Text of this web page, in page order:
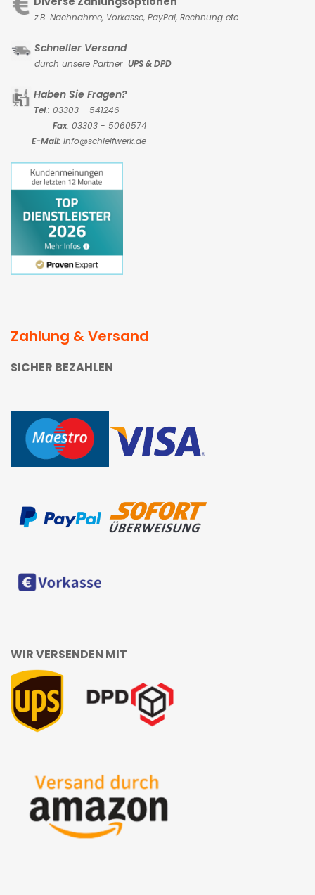
z.B. Nachnahme, Vorkasse, PayPal, Rechnung etc.
Schneller Versand
durch unsere Partner UPS & DPD
Haben Sie Fragen?
Tel.: 03303 - 541246
Fax: 03303 - 5060574
E-Mail: Info@schleifwerk.de
Zahlung & Versand
SICHER BEZAHLEN
WIR VERSENDEN MIT